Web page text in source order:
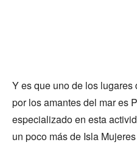
Y es que uno de los
por los amantes del mar es
especializado en esta
un poco más de Isla